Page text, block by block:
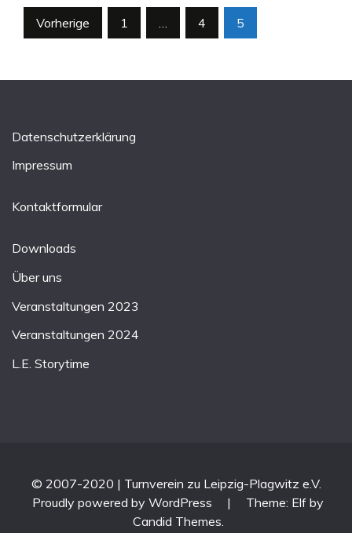
Seitennummerierung
Beiträge
Vorherige 1 4 5
Datenschutzerklärung
Impressum
Kontaktformular
Downloads
Über uns
Veranstaltungen 2023
Veranstaltungen 2024
L.E. Storytime
© 2007-2020 | Turnverein zu Leipzig-Plagwitz e.V.
Proudly powered by WordPress
|
Theme: Elf by
Candid Themes